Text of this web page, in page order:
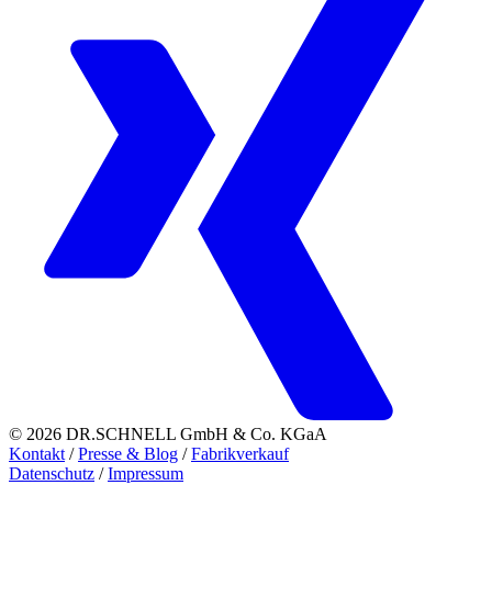
© 2026 DR.SCHNELL GmbH & Co. KGaA
Kontakt / Presse & Blog / Fabrikverkauf
Datenschutz / Impressum